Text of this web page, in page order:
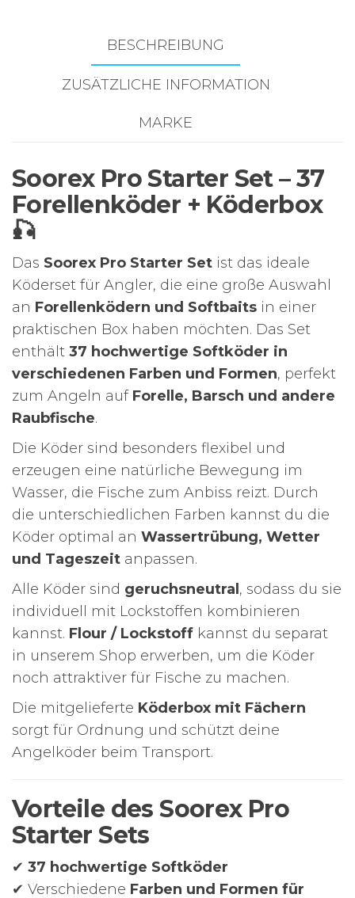
BESCHREIBUNG
ZUSÄTZLICHE INFORMATION
MARKE
Soorex Pro Starter Set – 37
Forellenköder + Köderbox
🎣
Das Soorex Pro Starter Set ist das ideale
Köderset für Angler, die eine große Auswahl
an Forellenködern und Softbaits in einer
praktischen Box haben möchten. Das Set
enthält 37 hochwertige Softköder in
verschiedenen Farben und Formen, perfekt
zum Angeln auf Forelle, Barsch und andere
Raubfische.
Die Köder sind besonders flexibel und
erzeugen eine natürliche Bewegung im
Wasser, die Fische zum Anbiss reizt. Durch
die unterschiedlichen Farben kannst du die
Köder optimal an Wassertrübung, Wetter
und Tageszeit anpassen.
Alle Köder sind geruchsneutral, sodass du sie
individuell mit Lockstoffen kombinieren
kannst. Flour / Lockstoff kannst du separat
in unserem Shop erwerben, um die Köder
noch attraktiver für Fische zu machen.
Die mitgelieferte Köderbox mit Fächern
sorgt für Ordnung und schützt deine
Angelköder beim Transport.
Vorteile des Soorex Pro
Starter Sets
✔ 37 hochwertige Softköder
✔ Verschiedene Farben und Formen für